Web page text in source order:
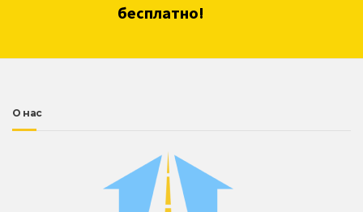
бесплатно!
О нас